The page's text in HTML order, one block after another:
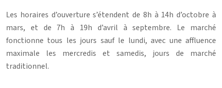
Les horaires d’ouverture s’étendent de 8h à 14h d’octobre à
mars, et de 7h à 19h d’avril à septembre. Le marché
fonctionne tous les jours sauf le lundi, avec une affluence
maximale les mercredis et samedis, jours de marché
traditionnel.